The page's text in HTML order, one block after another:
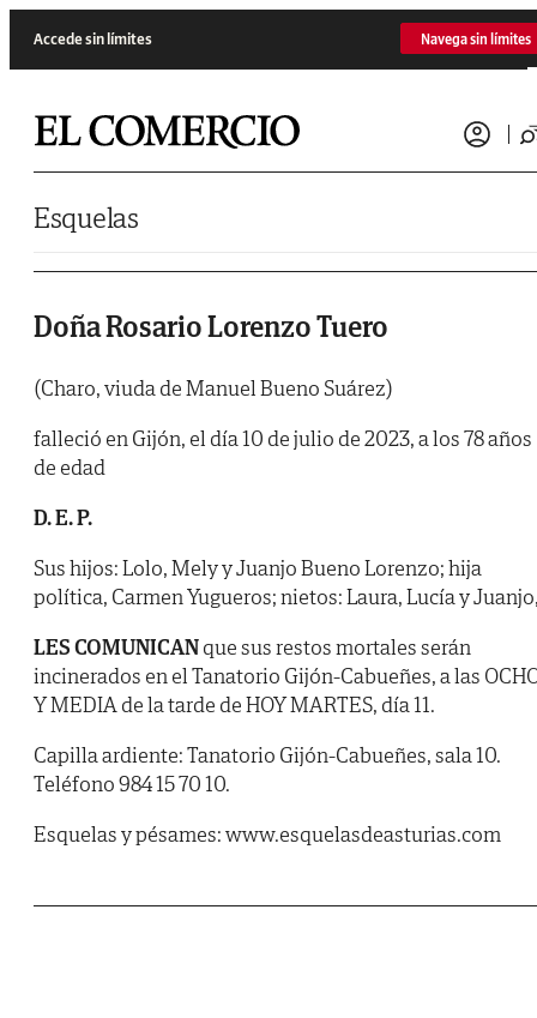
Accede sin límites Navega sin límites
Esquelas
Doña Rosario Lorenzo Tuero
(Charo, viuda de Manuel Bueno Suárez)
falleció en Gijón, el día 10 de julio de 2023, a los 78 años
de edad
D. E. P.
Sus hijos: Lolo, Mely y Juanjo Bueno Lorenzo; hija
política, Carmen Yugueros; nietos: Laura, Lucía y
LES COMUNICANque sus restos mortales serán
incinerados en el Tanatorio Gijón-Cabueñes, a las
Y MEDIA de la tarde de HOY MARTES, día 11.
Capilla ardiente: Tanatorio Gijón-Cabueñes, sala 10.
Teléfono 984 15 70 10.
Esquelas y pésames: www.esquelasdeasturias.com